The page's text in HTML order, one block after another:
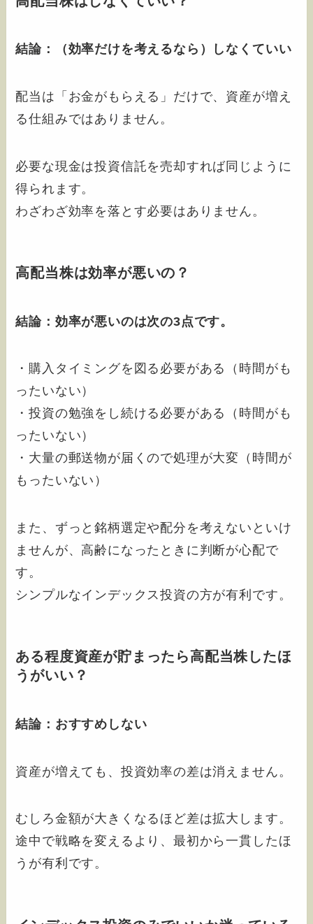
結論：（効率だけを考えるなら）しなくていい
配当は「お金がもらえる」だけで、資産が増え
る仕組みではありません。
必要な現金は投資信託を売却すれば同じように
得られます。
わざわざ効率を落とす必要はありません。
高配当株は効率が悪いの？
結論：効率が悪いのは次の3点です。
・購入タイミングを図る必要がある（時間がも
ったいない）
・投資の勉強をし続ける必要がある（時間がも
ったいない）
・大量の郵送物が届くので処理が大変（時間が
もったいない）
また、ずっと銘柄選定や配分を考えないといけ
ませんが、高齢になったときに判断が心配で
す。
シンプルなインデックス投資の方が有利です。
ある程度資産が貯まったら高配当株したほ
うがいい？
結論：おすすめしない
資産が増えても、投資効率の差は消えません。
むしろ金額が大きくなるほど差は拡大します。
途中で戦略を変えるより、最初から一貫したほ
うが有利です。